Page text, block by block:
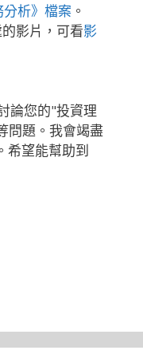
析》檔案 。
影片，可看影
論您的"投資理
問題。我會竭盡
希望能幫助到